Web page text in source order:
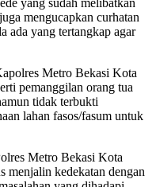
mengucapkan curhatan
ada yang tertangkap agar
Metro Bekasi Kota
pemanggilan orang tua
tidak terbukti
lahan fasos/fasum untuk
Metro Bekasi Kota
menjalin kedekatan dengan